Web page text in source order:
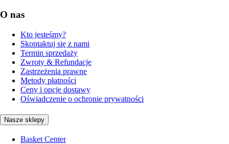
O nas
Kto jesteśmy?
Skontaktuj się z nami
Termin sprzedaży
Zwroty & Refundacje
Zastrzeżenia prawne
Metody płatności
Ceny i opcje dostawy
Oświadczenie o ochronie prywatności
Nasze sklepy
Basket Center